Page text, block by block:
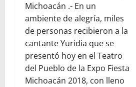
Michoacán .- En un
ambiente de alegría, miles
de personas recibieron a la
cantante Yuridia que se
presentó hoy en el Teatro
del Pueblo de la Expo Fiesta
Michoacán 2018, con lleno